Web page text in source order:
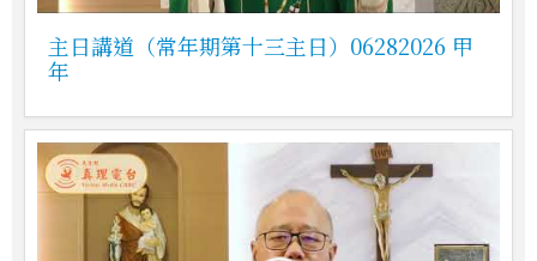
主日講道（常年期第十三主日）06282026 甲
年